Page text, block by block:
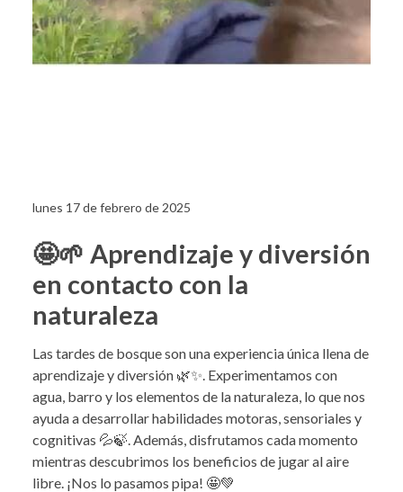
lunes 17 de febrero de 2025
🤩🌱 Aprendizaje y diversión
en contacto con la
naturaleza
Las tardes de bosque son una experiencia única llena de
aprendizaje y diversión 🌿✨. Experimentamos con
agua, barro y los elementos de la naturaleza, lo que nos
ayuda a desarrollar habilidades motoras, sensoriales y
cognitivas 💦🍃. Además, disfrutamos cada momento
mientras descubrimos los beneficios de jugar al aire
libre. ¡Nos lo pasamos pipa! 🤩💚